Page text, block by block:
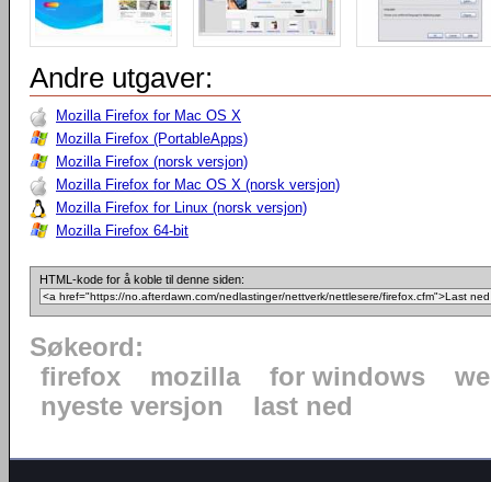
Andre utgaver:
Mozilla Firefox for Mac OS X
Mozilla Firefox (PortableApps)
Mozilla Firefox (norsk versjon)
Mozilla Firefox for Mac OS X (norsk versjon)
Mozilla Firefox for Linux (norsk versjon)
Mozilla Firefox 64-bit
HTML-kode for å koble til denne siden:
Søkeord:
firefox
mozilla for windows
nyeste versjon
last ned